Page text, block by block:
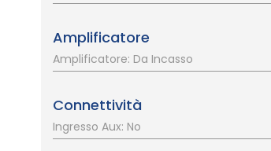
Amplificatore
Amplificatore: Da Incasso
Connettività
Ingresso Aux: No